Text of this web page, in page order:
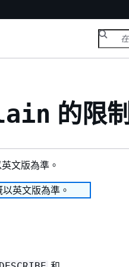
的限制
文版為準。
英文版為準。